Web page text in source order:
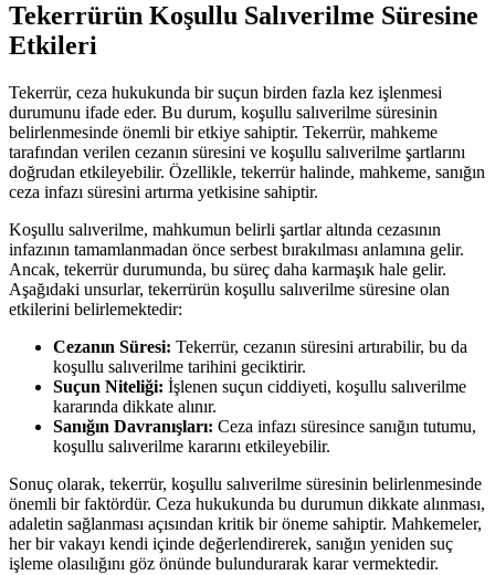
Tekerrürün Koşullu‍ Salıverilme Süresine
Etkileri
Tekerrür, ceza hukukunda​ bir suçun birden fazla kez ⁢işlenmesi
durumunu ifade eder. Bu durum,⁣ koşullu salıverilme süresinin
⁣belirlenmesinde önemli bir etkiye sahiptir. Tekerrür, ⁤mahkeme​
tarafından‌ verilen ⁣cezanın süresini ‍ve koşullu salıverilme şartlarını
⁤doğrudan etkileyebilir. Özellikle,⁣ tekerrür halinde, mahkeme, sanığın
ceza ​infazı ⁣süresini artırma yetkisine​ sahiptir.
Koşullu salıverilme, mahkumun belirli⁤ şartlar altında cezasının
infazının tamamlanmadan önce serbest bırakılması anlamına gelir.
Ancak, tekerrür durumunda, bu süreç ​daha karmaşık hale⁣ gelir.
Aşağıdaki unsurlar, ‍tekerrürün koşullu⁢ salıverilme süresine​ olan
etkilerini belirlemektedir:
Cezanın Süresi: Tekerrür, cezanın süresini artırabilir, bu ‍da
koşullu salıverilme tarihini geciktirir.
Suçun Niteliği: ⁢İşlenen​ suçun ​ciddiyeti, ‌koşullu salıverilme⁢
kararında dikkate⁣ alınır.
Sanığın Davranışları: ⁤Ceza infazı süresince sanığın⁣ tutumu,
koşullu salıverilme ⁢kararını⁣ etkileyebilir.
Sonuç olarak, tekerrür, koşullu⁢ salıverilme süresinin belirlenmesinde
önemli⁤ bir faktördür. Ceza ​hukukunda⁢ bu ⁤durumun dikkate⁣ alınması,
adaletin sağlanması açısından kritik bir öneme ⁤sahiptir. Mahkemeler,
her bir vakayı kendi‍ içinde‌ değerlendirerek, sanığın yeniden ‍suç
işleme olasılığını göz önünde bulundurarak karar vermektedir.